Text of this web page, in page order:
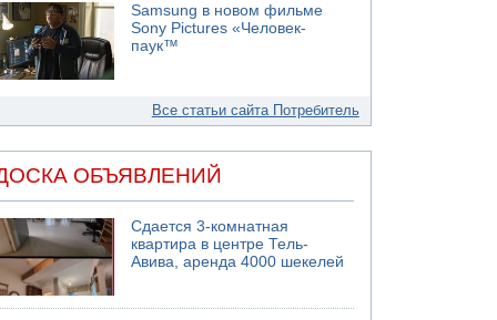
Samsung в новом фильме
Sony Pictures «Человек-
паук™
Все статьи сайта Потребитель
ОБЪЯВЛЕНИЙ
Сдается 3-комнатная
квартира в центре Тель-
Авива, аренда 4000 шекелей